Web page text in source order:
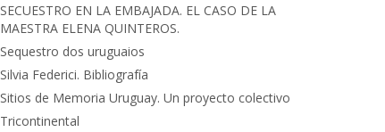
SECUESTRO EN LA EMBAJADA. EL CASO DE LA
MAESTRA ELENA QUINTEROS.
Sequestro dos uruguaios
Silvia Federici. Bibliografía
Sitios de Memoria Uruguay. Un proyecto colectivo
Tricontinental